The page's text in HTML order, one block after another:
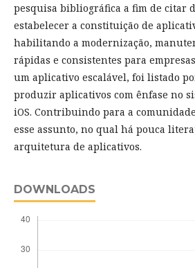
pesquisa bibliográfica a fim de citar
estabelecer a constituição de
habilitando a modernização,
rápidas e consistentes para
um aplicativo escalável, foi listado
produzir aplicativos com ênfase no
iOS. Contribuindo para a
esse assunto, no qual há pouca
arquitetura de aplicativos.
DOWNLOADS